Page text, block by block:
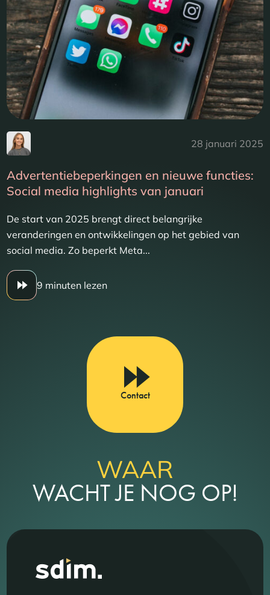
28 januari 2025
Advertentiebeperkingen en nieuwe functies:
Social media highlights van januari
De start van 2025 brengt direct belangrijke
veranderingen en ontwikkelingen op het gebied van
social media. Zo beperkt Meta...
9 minuten lezen
Contact
WAAR
WACHT JE NOG OP!